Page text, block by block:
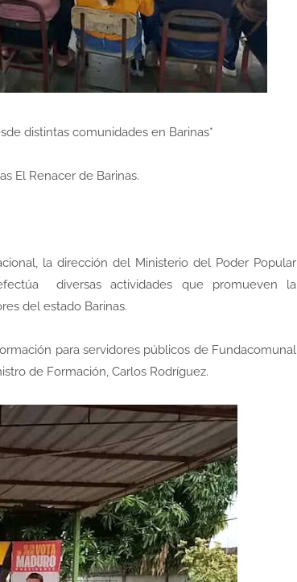
distintas comunidades en Barinas*
El Renacer de Barinas.
la dirección del Ministerio del Poder Popular
diversas actividades que promueven la
del estado Barinas.
para servidores públicos de Fundacomunal
de Formación, Carlos Rodríguez.